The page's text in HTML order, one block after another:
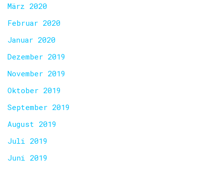
März 2020
Februar 2020
Januar 2020
Dezember 2019
November 2019
Oktober 2019
September 2019
August 2019
Juli 2019
Juni 2019